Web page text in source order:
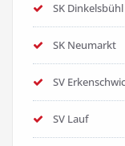
SK Dinkelsbühl
SK Neumarkt
SV
SV Lauf